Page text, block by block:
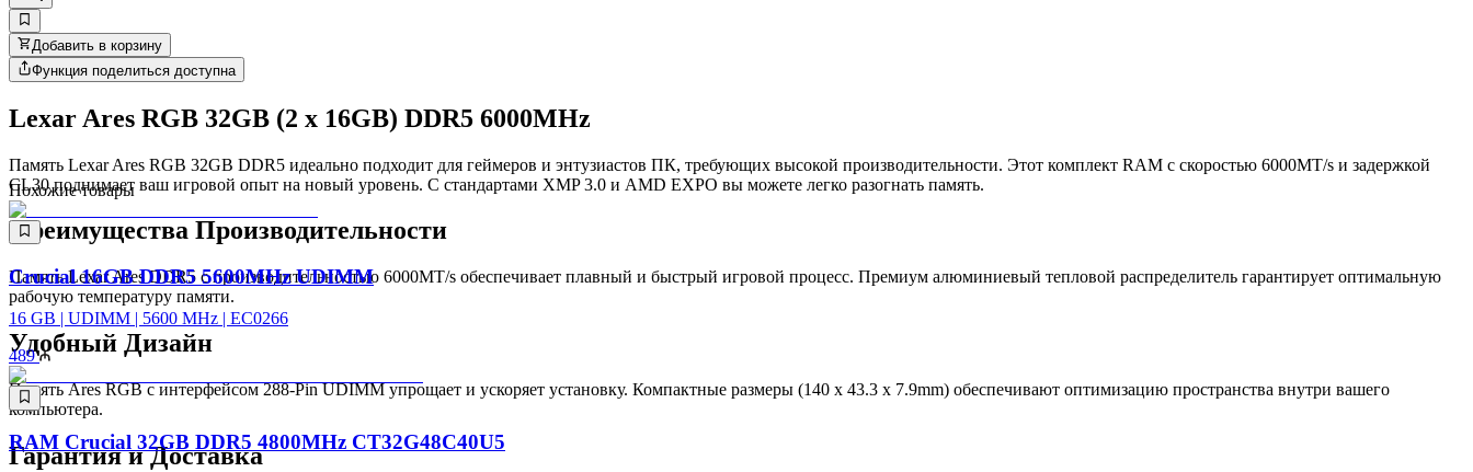
Добавить в корзину
Функция поделиться доступна
Lexar Ares RGB 32GB (2 x 16GB) DDR5 6000MHz
Память Lexar Ares RGB 32GB DDR5 идеально подходит для геймеров и энтузиастов ПК, требующих высокой производительности. Этот комплект RAM с скоростью 6000MT/s и задержкой
CL30 поднимает ваш игровой опыт на новый уровень. С стандартами XMP 3.0 и AMD EXPO вы можете легко разогнать память.
Преимущества Производительности
Память Lexar Ares DDR5 с производительностью 6000MT/s обеспечивает плавный и быстрый игровой процесс. Премиум алюминиевый тепловой распределитель гарантирует оптимальную
рабочую температуру памяти.
Удобный Дизайн
Память Ares RGB с интерфейсом 288-Pin UDIMM упрощает и ускоряет установку. Компактные размеры (140 x 43.3 x 7.9mm) обеспечивают оптимизацию пространства внутри вашего
компьютера.
Гарантия и Доставка
Похожие товары
Crucial 16GB DDR5 5600MHz UDIMM
16 GB | UDIMM | 5600 MHz | EC0266
489
RAM Crucial 32GB DDR5 4800MHz CT32G48C40U5